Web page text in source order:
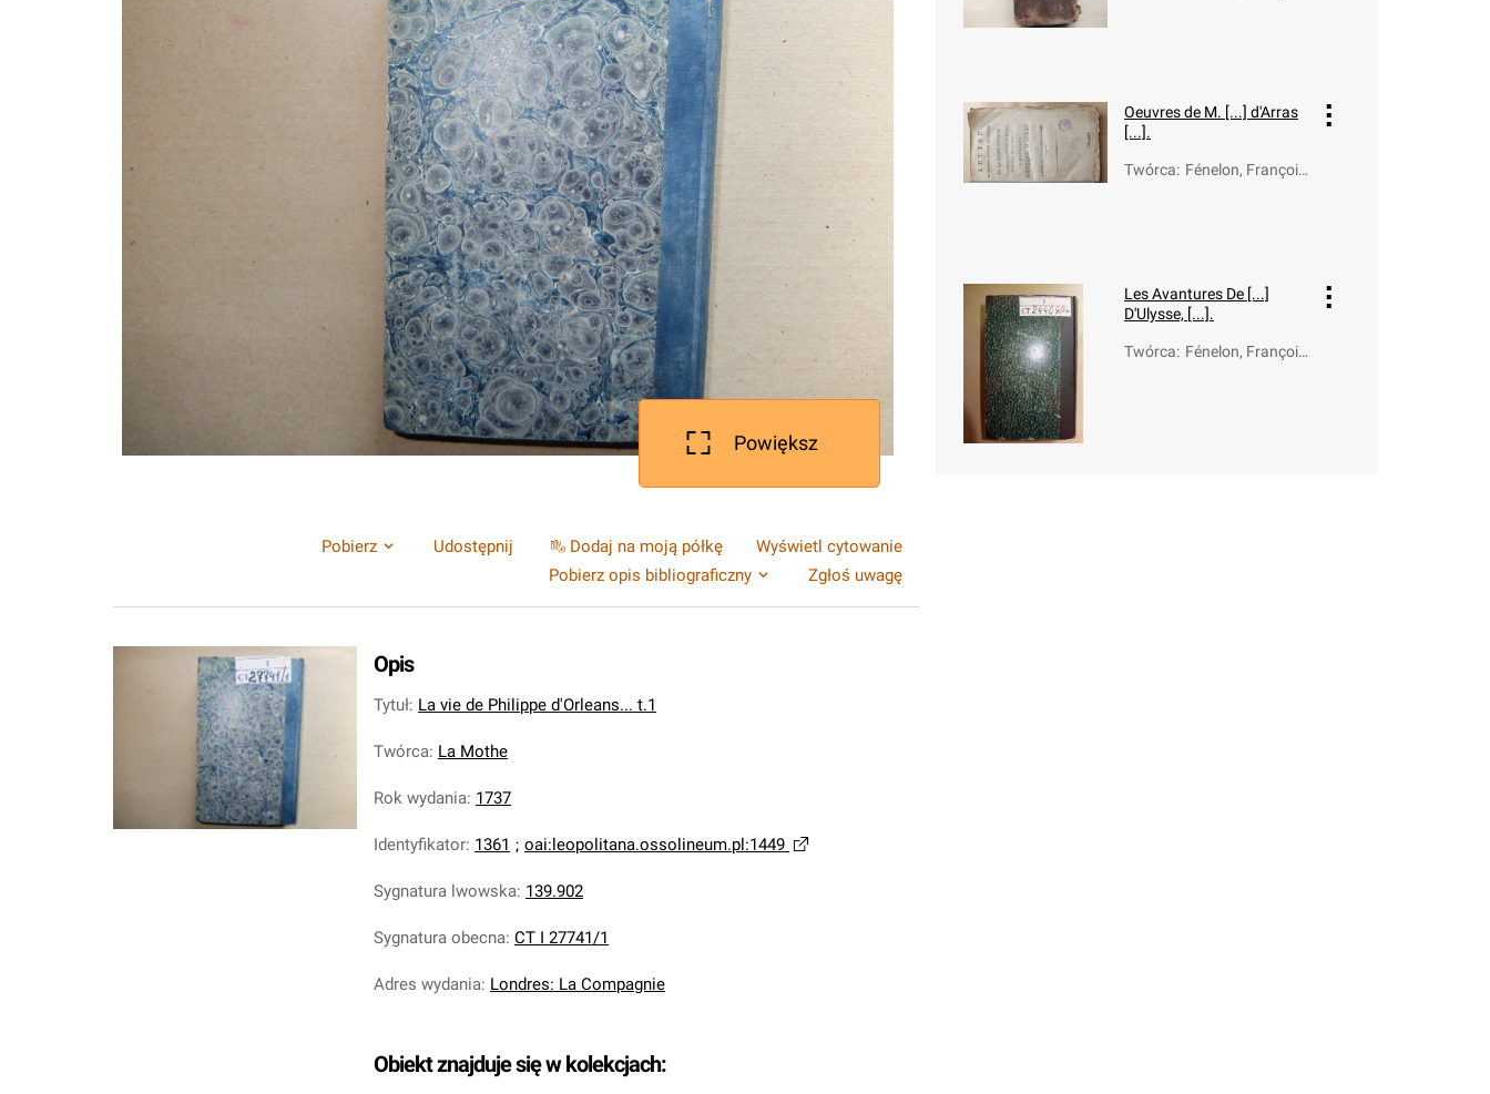
Powiększ
Pobierz Udostępnij Dodaj na moją półkę
Wyświetl cytowanie
Pobierz opis bibliograficzny
Zgłoś uwagę
Opis
Tytuł: La vie de Philippe d'Orleans... t.1
Twórca: La Mothe
Rok wydania: 1737
Identyfikator: 1361 ; oai:leopolitana.ossolineum.pl:1449
Sygnatura lwowska: 139.902
Sygnatura obecna: CT I 27741/1
Adres wydania: Londres: La Compagnie
Obiekt znajduje się w kolekcjach:
Oeuvres de M. [...] d'Arras
[...].
Twórca: Fénelon, François
Les Avantures De [...]
D'Ulysse, [...].
Twórca: Fénelon, François